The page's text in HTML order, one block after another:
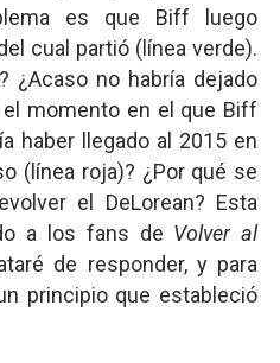
es que Biff luego
cual partió (línea verde).
¿Acaso no habría dejado
momento en el que Biff
haber llegado al 2015 en
(línea roja)? ¿Por qué se
el DeLorean? Esta
a los fans de Volver al
de responder, y para
principio que estableció